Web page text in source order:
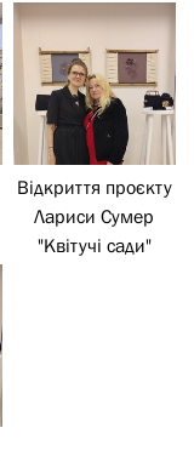
Відкриття проєкту
Лариси Сумер
"Квітучі сади"